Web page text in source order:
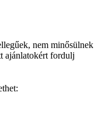
nem minősülnek
ajánlatokért fordulj